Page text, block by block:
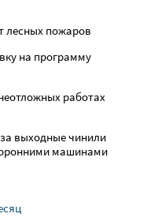
лесных пожаров
на программу
работах
за выходные чинили
машинами